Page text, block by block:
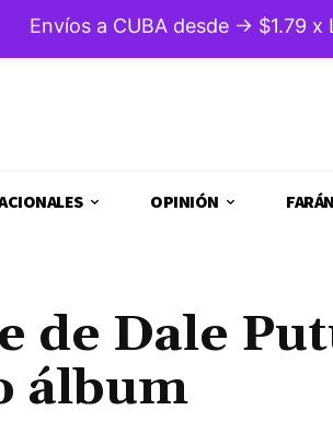
OPINIÓN
de Dale
álbum
Envíos a CUBA desde → $1.79 x